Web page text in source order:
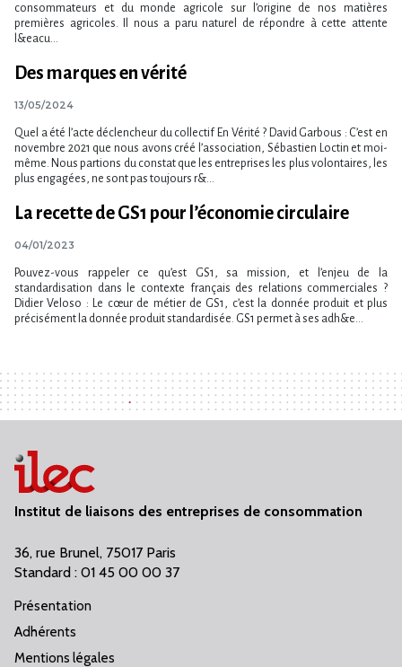
consommateurs et du monde agricole sur l’origine de nos matières
premières agricoles. Il nous a paru naturel de répondre à cette attente
l&eacu...
Des marques en vérité
13/05/2024
Quel a été l’acte déclencheur du collectif En Vérité ? David Garbous : C’est en
novembre 2021 que nous avons créé l’association, Sébastien Loctin et moi-
même. Nous partions du constat que les entreprises les plus volontaires, les
plus engagées, ne sont pas toujours r&...
La recette de GS1 pour l’économie circulaire
04/01/2023
Pouvez-vous rappeler ce qu’est GS1, sa mission, et l’enjeu de la
standardisation dans le contexte français des relations commerciales ?
Didier Veloso : Le cœur de métier de GS1, c’est la donnée produit et plus
précisément la donnée produit standardisée. GS1 permet à ses adh&e...
Institut de liaisons des entreprises de consommation
36, rue Brunel, 75017 Paris
Standard : 01 45 00 00 37
Présentation
Adhérents
Mentions légales